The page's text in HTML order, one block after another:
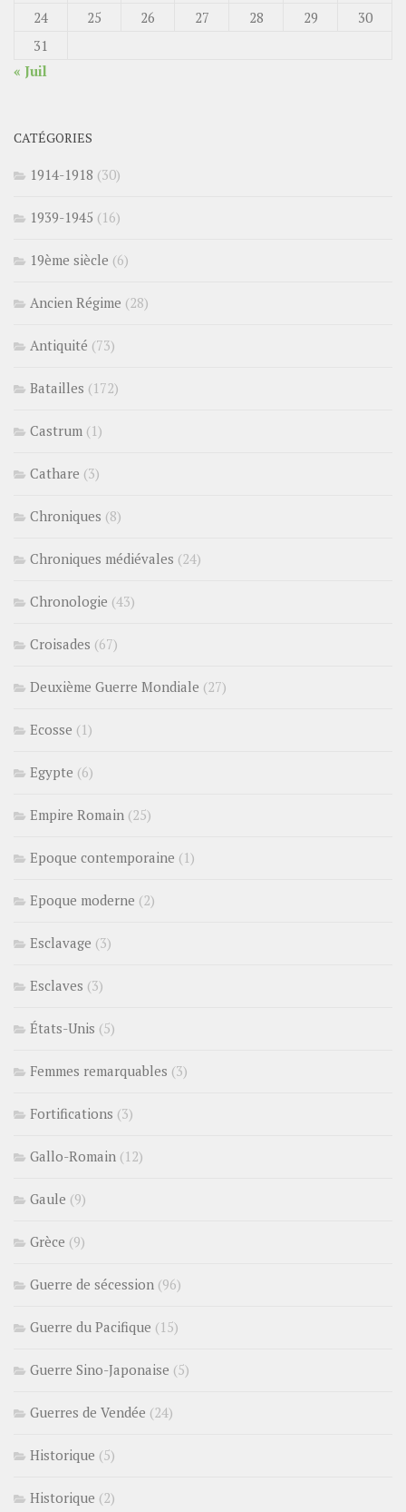
24
25 26 27 28 29
30
31
« Juil
CATÉGORIES
1914-1918 (30)
1939-1945 (16)
19ème siècle (6)
Ancien Régime (28)
Antiquité (73)
Batailles (172)
Castrum (1)
Cathare (3)
Chroniques (8)
Chroniques médiévales (24)
Chronologie (43)
Croisades (67)
Deuxième Guerre Mondiale (27)
Ecosse (1)
Egypte (6)
Empire Romain (25)
Epoque contemporaine (1)
Epoque moderne (2)
Esclavage (3)
Esclaves (3)
États-Unis (5)
Femmes remarquables (3)
Fortifications (3)
Gallo-Romain (12)
Gaule (9)
Grèce (9)
Guerre de sécession (96)
Guerre du Pacifique (15)
Guerre Sino-Japonaise (5)
Guerres de Vendée (24)
Historique (5)
Historique (2)